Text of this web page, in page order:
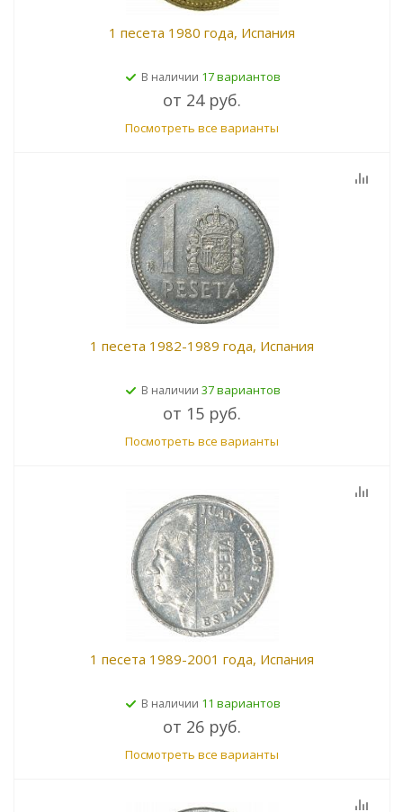
1 песета 1980 года, Испания
В наличии 17 вариантов
от 24 руб.
Посмотреть все варианты
1 песета 1982-1989 года, Испания
В наличии 37 вариантов
от 15 руб.
Посмотреть все варианты
1 песета 1989-2001 года, Испания
В наличии 11 вариантов
от 26 руб.
Посмотреть все варианты